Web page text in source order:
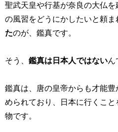
聖武天皇や行基が奈良の大仏
の風習をどうにかしたいと頼ま
たのが、鑑真です。
そう、 鑑真は日本人ではないん
鑑真は、唐の皇帝からも才能
められており、日本に行くこと
物です。